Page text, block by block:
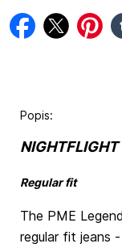
facebook
twitter
Popis:
NIGHTFLIGHT
Regular fit
The PME
regular fit jeans